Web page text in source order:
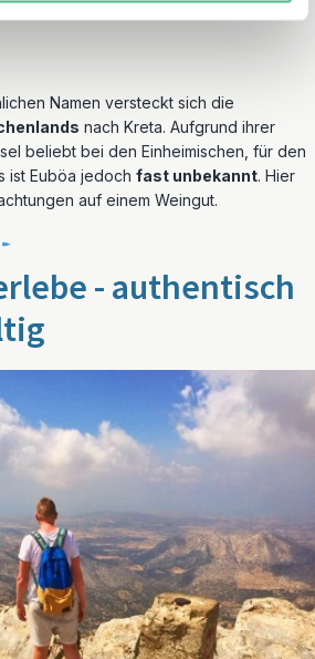
Namen versteckt sich die
nach Kreta. Aufgrund ihrer
beliebt bei den Einheimischen, für den
ist Euböa jedoch fast unbekannt. Hier
auf einem Weingut.
- authentisch